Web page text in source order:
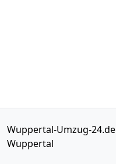
Wuppertal-Umzug-24.de
Wuppertal